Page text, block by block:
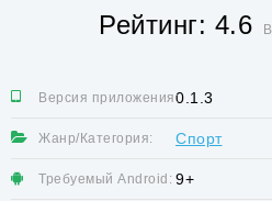
Рейтинг: 4.6
Версия приложения:0.1.3
Жанр/Категория: Спорт
Требуемый Android: 9+